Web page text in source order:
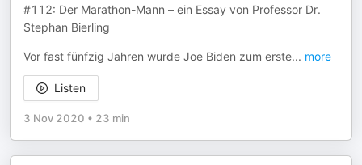
#112: Der Marathon-Mann – ein Essay von Professor Dr.
Stephan Bierling
Vor fast fünfzig Jahren wurde Joe Biden zum erste... more
Listen
3 Nov 2020 • 23 min